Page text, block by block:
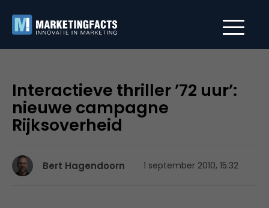
Interactieve thriller ’72 uur’:
nieuwe campagne
Rijksoverheid
Bert Hagendoorn 1 september 2010, 15:32